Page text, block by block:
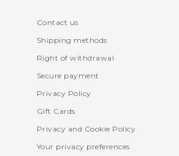
Contact us
Shipping methods
Right of withdrawal
Secure payment
Privacy Policy
Gift Cards
Privacy and Cookie Policy
Your privacy preferences